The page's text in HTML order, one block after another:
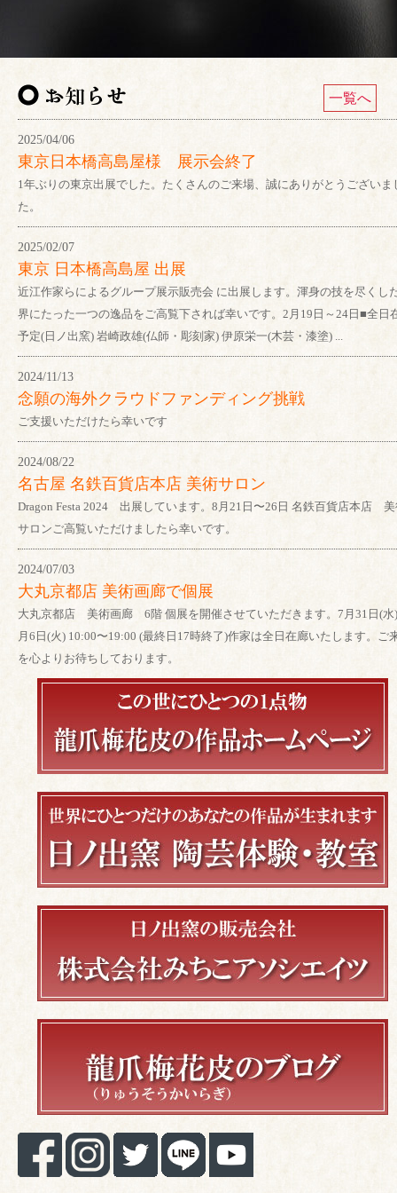
一覧へ
2025/04/06
東京日本橋高島屋様 展示会終了
1年ぶりの東京出展でした。たくさんのご来場、誠にありがとうございま
た。
2025/02/07
東京 日本橋高島屋 出展
近江作家らによるグループ展示販売会 に出展します。渾身の技を尽くし
界にたった一つの逸品をご高覧下されば幸いです。2月19日～24日■全日
予定(日ノ出窯) 岩崎政雄(仏師・彫刻家) 伊原栄一(木芸・漆塗) ...
2024/11/13
念願の海外クラウドファンディング挑戦
ご支援いただけたら幸いです
2024/08/22
名古屋 名鉄百貨店本店 美術サロン
Dragon Festa 2024 出展しています。8月21日〜26日 名鉄百貨店本店
サロンご高覧いただけましたら幸いです。
2024/07/03
大丸京都店 美術画廊で個展
大丸京都店 美術画廊 6階 個展を開催させていただきます。7月31日(水
月6日(火) 10:00〜19:00 (最終日17時終了)作家は全日在廊いたします。ご
を心よりお待ちしております。